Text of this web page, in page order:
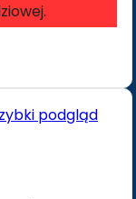
podgląd